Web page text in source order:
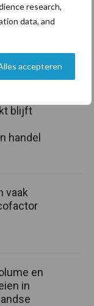
research,
data, and
accepteren
fundamenteel
Synergia.
blijft
handel
vaak
en
in